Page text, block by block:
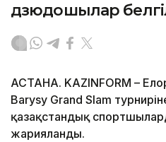
дзюдошылар
АСТАНА. KAZINFORM –
Barysy Grand Slam
қазақстандық
жарияланды.